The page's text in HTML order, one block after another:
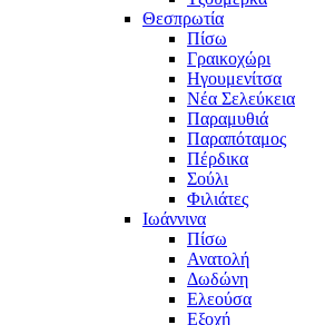
Θεσπρωτία
Πίσω
Γραικοχώρι
Ηγουμενίτσα
Νέα Σελεύκεια
Παραμυθιά
Παραπόταμος
Πέρδικα
Σούλι
Φιλιάτες
Ιωάννινα
Πίσω
Ανατολή
Δωδώνη
Ελεούσα
Εξοχή